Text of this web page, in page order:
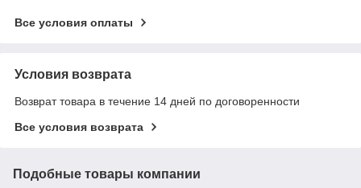
Все условия оплаты
Условия возврата
Возврат товара в течение 14 дней по договоренности
Все условия возврата
Подобные товары компании